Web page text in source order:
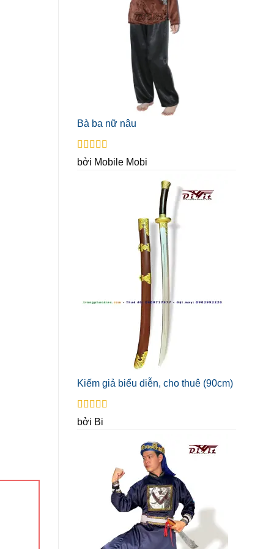
Bà ba nữ nâu
Được xếp
hạng55 sao
bởi Mobile Mobi
Kiếm giả biểu diễn, cho thuê (90cm)
Được xếp
hạng5
bởi Bi